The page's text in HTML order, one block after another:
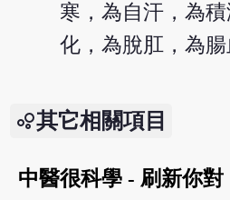
寒，為自汗，為
化，為脫肛，為腸
其它相關項目
中醫很科學 - 刷新你